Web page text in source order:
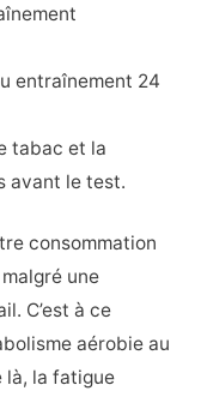
entraînement 24
tabac et la
avant le test.
consommation
une
C’est à ce
aérobie au
là, la fatigue